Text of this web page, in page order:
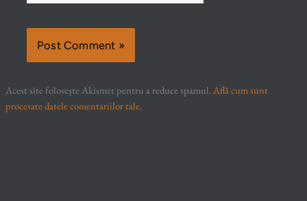
Acest site folosește Akismet pentru a reduce spamul.Află cum sunt
procesate datele comentariilor tale.